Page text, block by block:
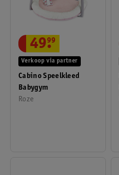
Cabino Speelkleed
Babygym
Roze
Verkoop via partner
49.
99